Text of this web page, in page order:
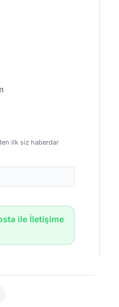
ilk siz haberdar
ile İletişime